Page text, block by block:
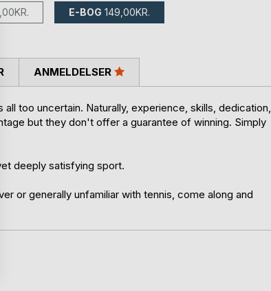
E-BOG 149,00KR.
too uncertain. Naturally, experience, skills, dedication,
but they don't offer a guarantee of winning. Simply
deeply satisfying sport.
or generally unfamiliar with tennis, come along and
ANMELDELSER